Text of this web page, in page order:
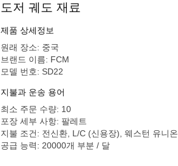
도저 궤도 재료
제품 상세정보
원래 장소: 중국
브랜드 이름: FCM
모델 번호: SD22
지불과 운송 용어
최소 주문 수량: 10
포장 세부 사항: 팔레트
지불 조건: 전신환, L/C (신용장), 웨스턴 유니온
공급 능력: 20000개 부분 / 달